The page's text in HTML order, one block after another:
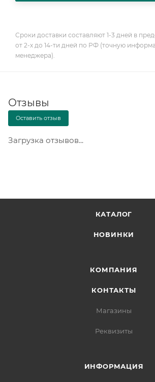
Сроки доставки составляют 1-3 дней в
от 2-х до 14-ти дней по РФ (точную
менеджера).
Отзывы
Оставить отзыв
Загрузка отзывов...
КАТАЛОГ
НОВИНКИ
КОМПАНИЯ
КОНТАКТЫ
Магазины
Реквизиты
ИНФОРМАЦИЯ